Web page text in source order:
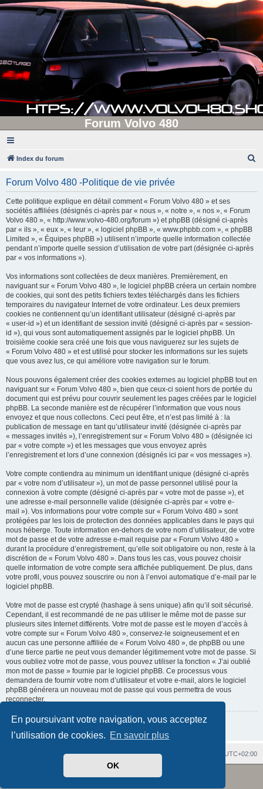
En poursuivant votre navigation, vous acceptez
l’utilisation de cookies. En savoir plus
OK
Forum Volvo 480
Index du forum
Forum Volvo 480 -Politique de vie privée
Cette politique explique en détail comment « Forum Volvo 480 » et ses
sociétés affiliées (désignés ci-après par « nous », « notre », « nos », « Forum
Volvo 480 », « http://www.volvo-480.org/forum ») et phpBB (désigné ci-après
par « ils », « eux », « leur », « logiciel phpBB », « www.phpbb.com », « phpBB
Limited », « Équipes phpBB ») utilisent n’importe quelle information collectée
pendant n’importe quelle session d’utilisation de votre part (désignée ci-après
par « vos informations »).
Vos informations sont collectées de deux manières. Premièrement, en
naviguant sur « Forum Volvo 480 », le logiciel phpBB créera un certain nombre
de cookies, qui sont des petits fichiers textes téléchargés dans les fichiers
temporaires du navigateur Internet de votre ordinateur. Les deux premiers
cookies ne contiennent qu’un identifiant utilisateur (désigné ci-après par
« user-id ») et un identifiant de session invité (désigné ci-après par « session-
id »), qui vous sont automatiquement assignés par le logiciel phpBB. Un
troisième cookie sera créé une fois que vous naviguerez sur les sujets de
« Forum Volvo 480 » et est utilisé pour stocker les informations sur les sujets
que vous avez lus, ce qui améliore votre navigation sur le forum.
Nous pouvons également créer des cookies externes au logiciel phpBB tout en
naviguant sur « Forum Volvo 480 », bien que ceux-ci soient hors de portée du
document qui est prévu pour couvrir seulement les pages créées par le logiciel
phpBB. La seconde manière est de récupérer l’information que vous nous
envoyez et que nous collectons. Ceci peut être, et n’est pas limité à : la
publication de message en tant qu’utilisateur invité (désignée ci-après par
« messages invités »), l’enregistrement sur « Forum Volvo 480 » (désignée ici
par « votre compte ») et les messages que vous envoyez après
l’enregistrement et lors d’une connexion (désignés ici par « vos messages »).
Votre compte contiendra au minimum un identifiant unique (désigné ci-après
par « votre nom d’utilisateur »), un mot de passe personnel utilisé pour la
connexion à votre compte (désigné ci-après par « votre mot de passe »), et
une adresse e-mail personnelle valide (désignée ci-après par « votre e-
mail »). Vos informations pour votre compte sur « Forum Volvo 480 » sont
protégées par les lois de protection des données applicables dans le pays qui
nous héberge. Toute information en-dehors de votre nom d’utilisateur, de votre
mot de passe et de votre adresse e-mail requise par « Forum Volvo 480 »
durant la procédure d’enregistrement, qu’elle soit obligatoire ou non, reste à la
discrétion de « Forum Volvo 480 ». Dans tous les cas, vous pouvez choisir
quelle information de votre compte sera affichée publiquement. De plus, dans
votre profil, vous pouvez souscrire ou non à l’envoi automatique d’e-mail par le
logiciel phpBB.
Votre mot de passe est crypté (hashage à sens unique) afin qu’il soit sécurisé.
Cependant, il est recommandé de ne pas utiliser le même mot de passe sur
plusieurs sites Internet différents. Votre mot de passe est le moyen d’accès à
votre compte sur « Forum Volvo 480 », conservez-le soigneusement et en
aucun cas une personne affiliée de « Forum Volvo 480 », de phpBB ou une
d’une tierce partie ne peut vous demander légitimement votre mot de passe. Si
vous oubliez votre mot de passe, vous pouvez utiliser la fonction « J’ai oublié
mon mot de passe » fournie par le logiciel phpBB. Ce processus vous
demandera de fournir votre nom d’utilisateur et votre e-mail, alors le logiciel
phpBB générera un nouveau mot de passe qui vous permettra de vous
reconnecter.
Retour à la page précédente
Index du forum UTC+02:00
Revolution style by
Développé parphpBB® Forum Software © phpBB Limited